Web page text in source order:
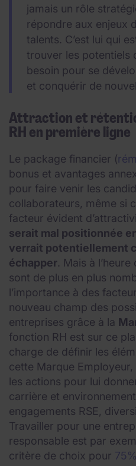
jamais un rôle
répondre aux enjeux
talents. C’est lui qui
trouver les potentiels
besoin pour se
et conquérir de
Attraction et
RH en première ligne
Le package financier (
bonus et avantages
pour faire venir les
collaborateurs, même si
facteur évident
serait mal positionnée
verrait potentiellement
échapper. Mais à
sont de plus en plus
l’importance à des
nouveau champ des
entreprises grâce à la
fonction RH est sur ce
charge de définir les
cette Marque
les actions pour lui
carrière et
engagements RSE,
Travailler pour une
responsable est par
critère de choix pour